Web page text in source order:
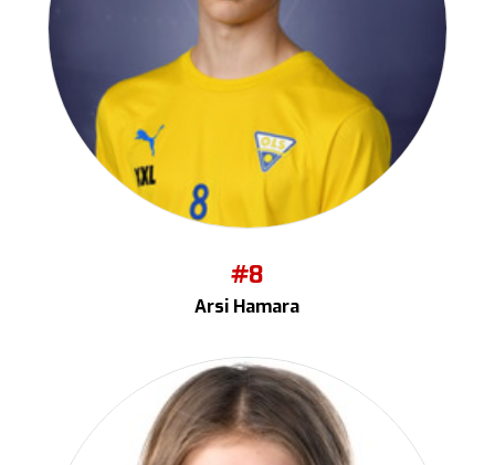
#8
Arsi Hamara